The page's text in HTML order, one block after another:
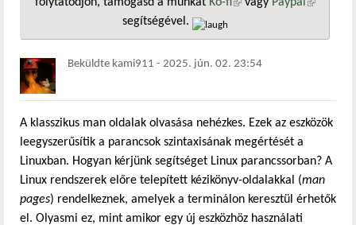
segítségével.
Beküldte kami911 - 2025. jún. 02. 23:54
A klasszikus man oldalak olvasása nehézkes. Ezek az eszközök
leegyszerűsítik a parancsok szintaxisának megértését a
Linuxban. Hogyan kérjünk segítséget Linux parancssorban? A
Linux rendszerek előre telepített kézikönyv-oldalakkal (man
pages) rendelkeznek, amelyek a terminálon keresztül érhetők
el. Olyasmi ez, mint amikor egy új eszközhöz használati